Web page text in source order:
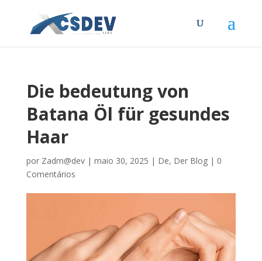
Die bedeutung von
Batana Öl für gesundes
Haar
por Zadm@dev| maio 30, 2025 | De, Der Blog| 0
Comentários